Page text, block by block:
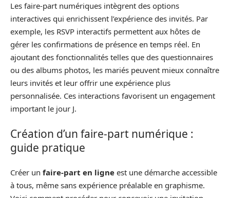
Les faire-part numériques intègrent des options
interactives qui enrichissent l’expérience des invités. Par
exemple, les RSVP interactifs permettent aux hôtes de
gérer les confirmations de présence en temps réel. En
ajoutant des fonctionnalités telles que des questionnaires
ou des albums photos, les mariés peuvent mieux connaître
leurs invités et leur offrir une expérience plus
personnalisée. Ces interactions favorisent un engagement
important le jour J.
Création d’un faire-part numérique :
guide pratique
Créer un faire-part en ligne est une démarche accessible
à tous, même sans expérience préalable en graphisme.